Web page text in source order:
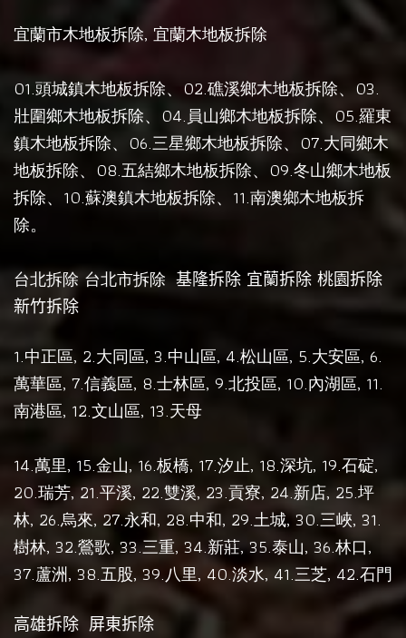
宜蘭市木地板拆除, 宜蘭木地板拆除
01.頭城鎮木地板拆除、02.礁溪鄉木地板拆除、03.
壯圍鄉木地板拆除、04.員山鄉木地板拆除、05.羅東
鎮木地板拆除、06.三星鄉木地板拆除、07.大同鄉木
地板拆除、08.五結鄉木地板拆除、09.冬山鄉木地板
拆除、10.蘇澳鎮木地板拆除、11.南澳鄉木地板拆
除。
台北拆除 台北市拆除 基隆拆除 宜蘭拆除 桃園拆除
新竹拆除
1.中正區, 2.大同區, 3.中山區, 4.松山區, 5.大安區, 6.
萬華區, 7.信義區, 8.士林區, 9.北投區, 10.內湖區, 11.
南港區, 12.文山區, 13.天母
14.萬里, 15.金山, 16.板橋, 17.汐止, 18.深坑, 19.石碇,
20.瑞芳, 21.平溪, 22.雙溪, 23.貢寮, 24.新店, 25.坪
林, 26.烏來, 27.永和, 28.中和, 29.土城, 30.三峽, 31.
樹林, 32.鶯歌, 33.三重, 34.新莊, 35.泰山, 36.林口,
37.蘆洲, 38.五股, 39.八里, 40.淡水, 41.三芝, 42.石門
高雄拆除 屏東拆除